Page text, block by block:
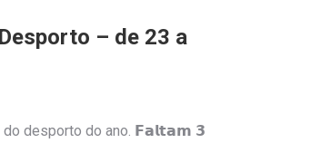
– de 23 a
do desporto do ano. 𝗙𝗮𝗹𝘁𝗮𝗺 𝟯